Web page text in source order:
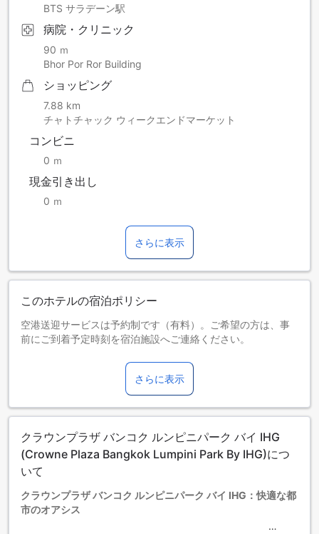
BTS サラデーン駅
病院・クリニック
90 ｍ
Bhor Por Ror Building
ショッピング
7.88 km
チャトチャック ウィークエンドマーケット
コンビニ
0 ｍ
現金引き出し
0 ｍ
さらに表示
このホテルの宿泊ポリシー
空港送迎サービスは予約制です（有料）。ご希望の方は、事
前にご到着予定時刻を宿泊施設へご連絡ください。
添い寝の場合は宿泊無料です。
エキストラベッドの追加可否は、ルームタイプにより異なり
ます。各ルームタイプ欄の記載をお確かめください。ルーム
ていない場合は、エキストラベッドの追加はできません。
【ご注意】6部屋以上をご予約の場合は、異なるご予約条件や
追加料金が適用されることがありますのでご了承ください。
さらに表示
クラウンプラザ バンコク ルンピニパーク バイ IHG
(Crowne Plaza Bangkok Lumpini Park By IHG)につ
いて
クラウンプラザ バンコク ルンピニパーク バイ IHG：快適な都
市のオアシス